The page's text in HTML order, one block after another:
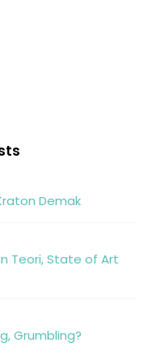
Demak
Teori, State of Art
Grumbling?